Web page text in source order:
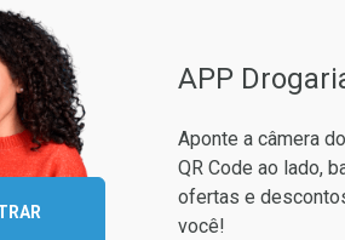
ofertas:
APP
Aponte a câmera
QR Code ao lado,
ofertas e
você!